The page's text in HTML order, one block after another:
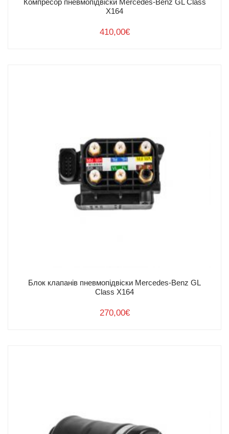
Компресор пневмопідвіски Mercedes-Benz GL Class
X164
410,00€
Блок клапанів пневмопідвіски Mercedes-Benz GL
Class X164
270,00€